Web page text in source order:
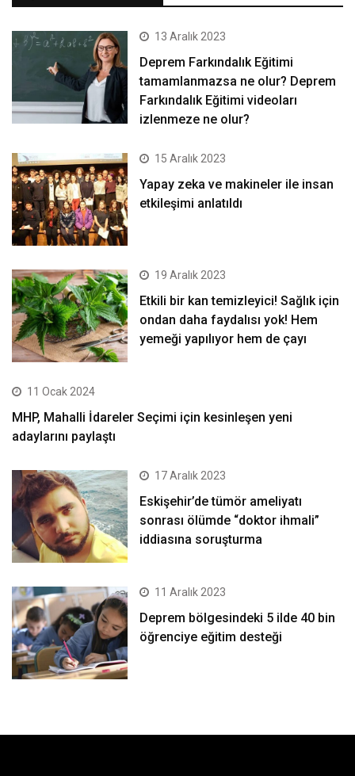
13 Aralık 2023
Deprem Farkındalık Eğitimi
tamamlanmazsa ne olur? Deprem
Farkındalık Eğitimi videoları
izlenmeze ne olur?
15 Aralık 2023
Yapay zeka ve makineler ile insan
etkileşimi anlatıldı
19 Aralık 2023
Etkili bir kan temizleyici! Sağlık için
ondan daha faydalısı yok! Hem
yemeği yapılıyor hem de çayı
11 Ocak 2024
MHP, Mahalli İdareler Seçimi için kesinleşen yeni
adaylarını paylaştı
17 Aralık 2023
Eskişehir’de tümör ameliyatı
sonrası ölümde “doktor ihmali”
iddiasına soruşturma
11 Aralık 2023
Deprem bölgesindeki 5 ilde 40 bin
öğrenciye eğitim desteği